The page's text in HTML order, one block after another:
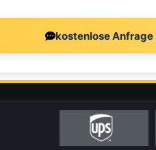
kostenlose Anfrage